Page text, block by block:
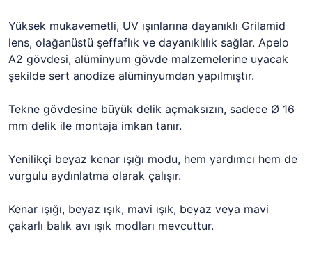
Yüksek mukavemetli, UV ışınlarına dayanıklı Grilamid
lens, olağanüstü şeffaflık ve dayanıklılık sağlar. Apelo
A2 gövdesi, alüminyum gövde malzemelerine uyacak
şekilde sert anodize alüminyumdan yapılmıştır.
Tekne gövdesine büyük delik açmaksızın, sadece Ø 16
mm delik ile montaja imkan tanır.
Yenilikçi beyaz kenar ışığı modu, hem yardımcı hem de
vurgulu aydınlatma olarak çalışır.
Kenar ışığı, beyaz ışık, mavi ışık, beyaz veya mavi
çakarlı balık avı ışık modları mevcuttur.